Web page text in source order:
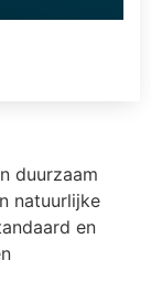
duurzaam
natuurlijke
en